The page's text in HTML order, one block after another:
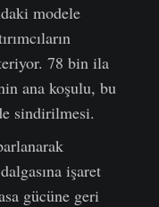
modele
78 bin ila
ana koşulu, bu
sindirilmesi.
işaret
gücüne geri